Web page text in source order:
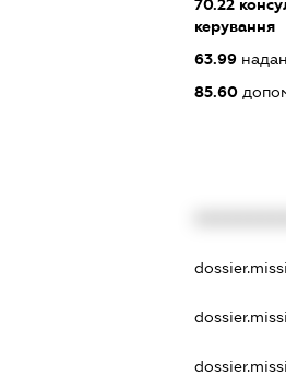
70.22
керування
63.99
85.60